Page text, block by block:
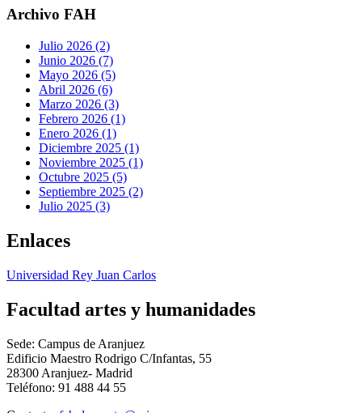
Archivo FAH
Julio 2026 (2)
Junio 2026 (7)
Mayo 2026 (5)
Abril 2026 (6)
Marzo 2026 (3)
Febrero 2026 (1)
Enero 2026 (1)
Diciembre 2025 (1)
Noviembre 2025 (1)
Octubre 2025 (5)
Septiembre 2025 (2)
Julio 2025 (3)
Enlaces
Universidad Rey Juan Carlos
Facultad artes y humanidades
Sede: Campus de Aranjuez
Edificio Maestro Rodrigo C/Infantas, 55
28300 Aranjuez- Madrid
Teléfono: 91 488 44 55